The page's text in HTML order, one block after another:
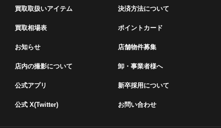
買取取扱いアイテム
買取相場表
お知らせ
店内の撮影について
公式アプリ
公式 X(Twitter)
決済方法について
ポイントカード
店舗物件募集
卸・事業者様へ
新卒採用について
お問い合わせ